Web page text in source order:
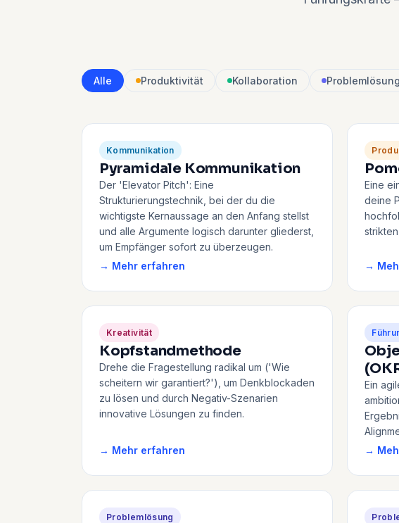
Alle Produktivität Kollaboration Problemlösung
Kommunikation
Pyramidale Kommunikation
Der 'Elevator Pitch': Eine
Strukturierungstechnik, bei der du die
wichtigste Kernaussage an den Anfang stellst
und alle Argumente logisch darunter gliederst,
um Empfänger sofort zu überzeugen.
→ Mehr erfahren
Eine
deine
→
Kreativität
Kopfstandmethode
Drehe die Fragestellung radikal um ('Wie
scheitern wir garantiert?'), um Denkblockaden
zu lösen und durch Negativ-Szenarien
innovative Lösungen zu finden.
→ Mehr erfahren
Ein
→
Problemlösung